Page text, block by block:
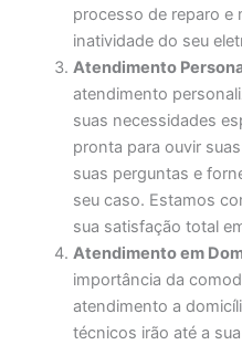
processo de reparo e
inatividade do seu
Atendimento
atendimento
suas necessidades
pronta para ouvir
suas perguntas e
seu caso. Estamos
sua satisfação total
Atendimento em
importância da
atendimento a
técnicos irão até a